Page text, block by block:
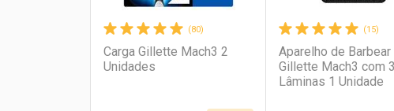
(80)
Carga Gillette Mach3 2
Unidades
(15)
Aparelho de Barbear
Gillette Mach3 com 3
Lâminas 1 Unidade